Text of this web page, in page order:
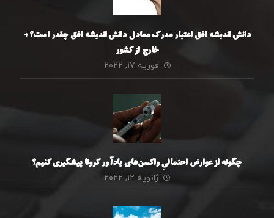
دانش اندیشه افق اعتبار مدرک معادل دانش اندیشه افق چقدر است؟ +
خارج از کشور
فوریه ۱۷, ۲۰۲۲
چگونه از عوارض احتمالیِ واکسن‌های یادآور کرونا پیشگیری کنیم؟
ژانویه ۱۲, ۲۰۲۲